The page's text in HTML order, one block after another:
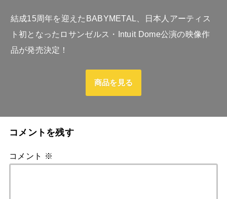
結成15周年を迎えたBABYMETAL、日本人アーティス
ト初となったロサンゼルス・Intuit Dome公演の映像作
品が発売決定！
商品を見る
コメントを残す
コメント ※